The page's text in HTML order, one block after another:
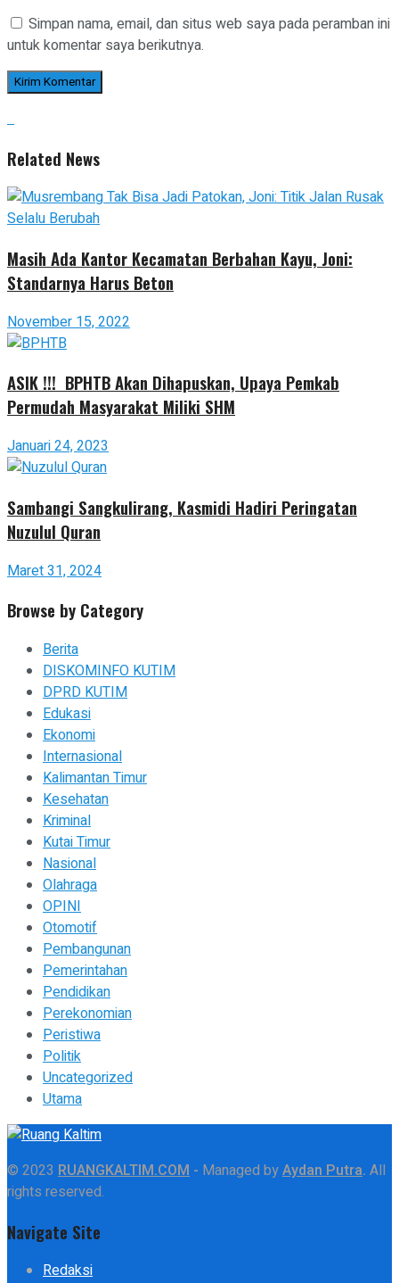
Simpan nama, email, dan situs web saya pada peramban ini
untuk komentar saya berikutnya.
Related News
Masih Ada Kantor Kecamatan Berbahan Kayu, Joni:
Standarnya Harus Beton
November 15, 2022
ASIK !!! BPHTB Akan Dihapuskan, Upaya Pemkab
Permudah Masyarakat Miliki SHM
Januari 24, 2023
Sambangi Sangkulirang, Kasmidi Hadiri Peringatan
Nuzulul Quran
Maret 31, 2024
Browse by Category
Berita
DISKOMINFO KUTIM
DPRD KUTIM
Edukasi
Ekonomi
Internasional
Kalimantan Timur
Kesehatan
Kriminal
Kutai Timur
Nasional
Olahraga
OPINI
Otomotif
Pembangunan
Pemerintahan
Pendidikan
Perekonomian
Peristiwa
Politik
Uncategorized
Utama
© 2023 RUANGKALTIM.COM - Managed byAydan Putra. All
rights reserved.
Navigate Site
Redaksi